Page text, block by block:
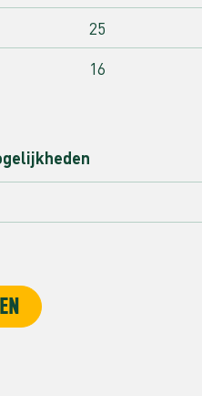
25
16